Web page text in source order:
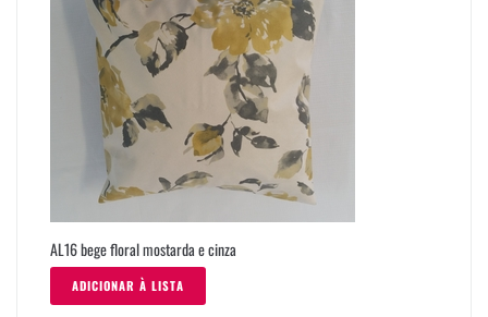
AL16 bege floral mostarda e cinza
ADICIONAR À LISTA